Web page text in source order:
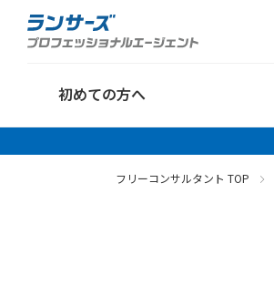
初めての方へ
フリーコンサルタント TOP